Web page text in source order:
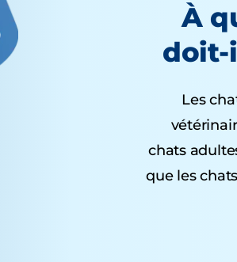
À
doit-
Les
chats
que les